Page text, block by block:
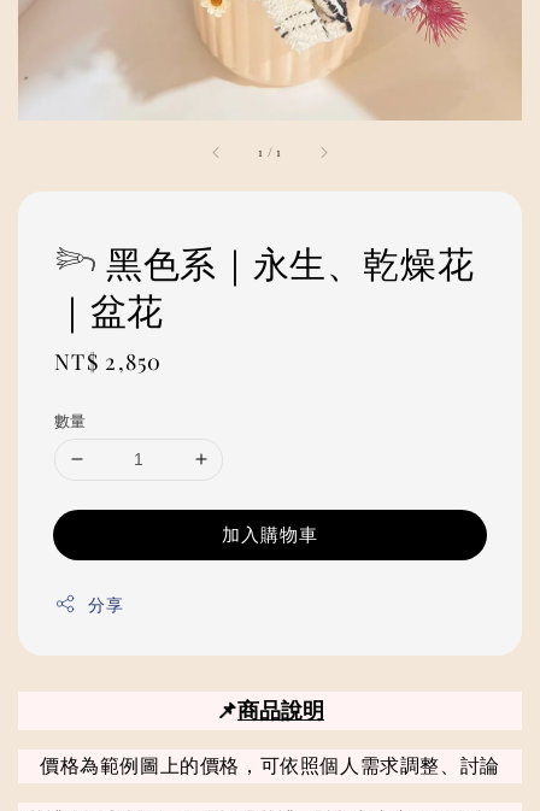
1 /1
𓆸 黑色系｜永生、乾燥花
｜盆花
Regular
NT$ 2,850
數量
加入購物車
分享
📌商品說明
價格為範例圖上的價格，可依照個人需求調整、討論